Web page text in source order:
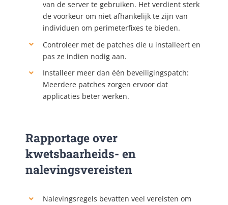
van de server te gebruiken. Het verdient sterk
de voorkeur om niet afhankelijk te zijn van
individuen om perimeterfixes te bieden.
Controleer met de patches die u installeert en
pas ze indien nodig aan.
Installeer meer dan één beveiligingspatch:
Meerdere patches zorgen ervoor dat
applicaties beter werken.
Rapportage over
kwetsbaarheids- en
nalevingsvereisten
Nalevingsregels bevatten veel vereisten om